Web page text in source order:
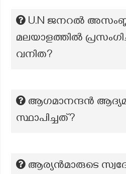
U.N ജനറൽ
മലയാളത്തിൽ
വനിത?
ആഗമാനന്ദൻ
സ്ഥാപിച്ചത്?
ആര്യൻമാരുടെ